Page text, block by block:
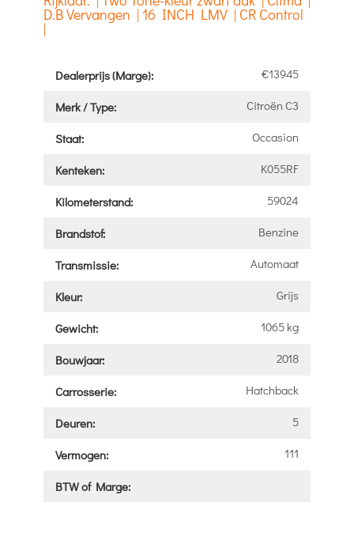
D.B Vervangen | 16 INCH LMV | CR Control
|
Dealerprijs (Marge): €13945
Merk / Type: Citroën C3
Staat: Occasion
Kenteken: K055RF
Kilometerstand: 59024
Brandstof: Benzine
Transmissie: Automaat
Kleur: Grijs
Gewicht: 1065 kg
Bouwjaar: 2018
Carrosserie: Hatchback
Deuren: 5
Vermogen: 111
BTW of Marge: